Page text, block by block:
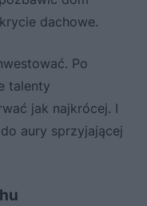
dachowe.
Po
talenty
jak najkrócej. I
aury sprzyjającej